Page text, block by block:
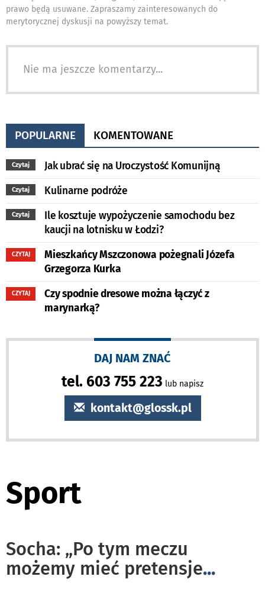
prawo będą usuwane. Zapraszamy zainteresowanych do
merytorycznej dyskusji na powyższy temat.
Nie ma jeszcze komentarzy...
POPULARNE KOMENTOWANE
Czytaj Jak ubrać się na Uroczystość Komunijną
Czytaj Kulinarne podróże
Czytaj
Ile kosztuje wypożyczenie samochodu bez
kaucji na lotnisku w Łodzi?
CZYTAJ
Mieszkańcy Mszczonowa pożegnali Józefa
Grzegorza Kurka
CZYTAJ
Czy spodnie dresowe można łączyć z
marynarką?
DAJ NAM ZNAĆ
tel. 603 755 223 lub napisz
kontakt@glossk.pl
Sport
Socha: „Po tym meczu
możemy mieć pretensje...